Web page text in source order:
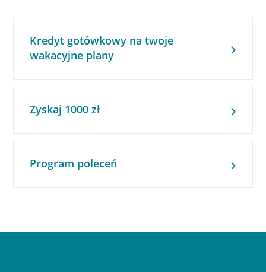
Kredyt gotówkowy na twoje
wakacyjne plany
Zyskaj 1000 zł
Program poleceń